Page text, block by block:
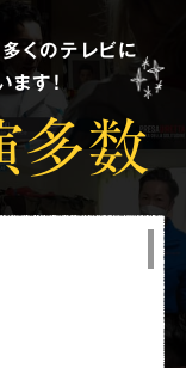
くのテレビに
ます!
多数